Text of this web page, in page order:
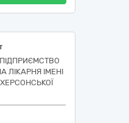
ЛІКАРНЯ ІМЕНІ